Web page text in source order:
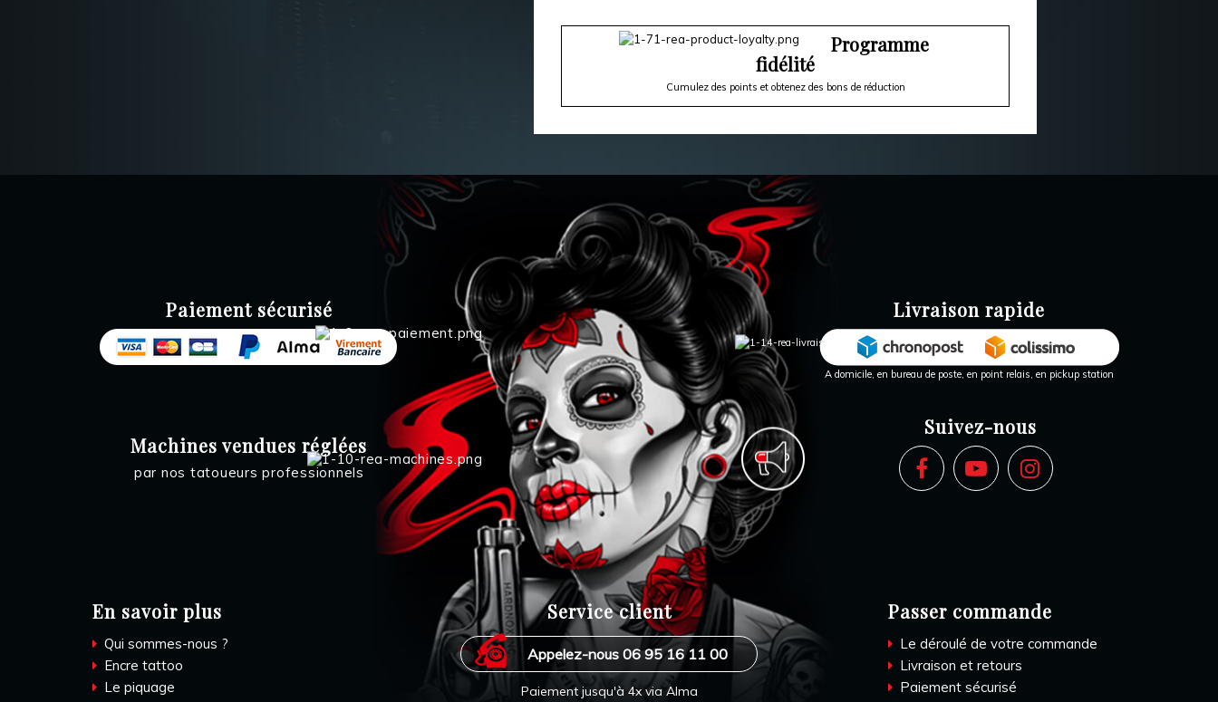
Programme
fidélité
Cumulez des points et obtenez des bons de réduction
Paiement sécurisé
Machines vendues réglées
par nos tatoueurs professionnels
Livraison rapide
A domicile, en bureau de poste, en point relais, en pickup station
Suivez-nous
En savoir plus
Qui sommes-nous ?
Encre tattoo
Le piquage
Service client
Appelez-nous 06 95 16 11 00
Paiement jusqu'à 4x via Alma
Passer commande
Le déroulé de votre commande
Livraison et retours
Paiement sécurisé